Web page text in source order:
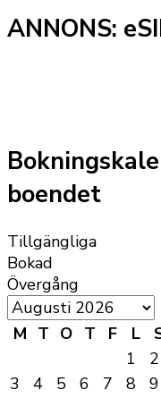
ANNONS:
boendet
Tillgängliga
Bokad
Övergång
M T O T F L
1
2
3
4 5 6 7 8
9